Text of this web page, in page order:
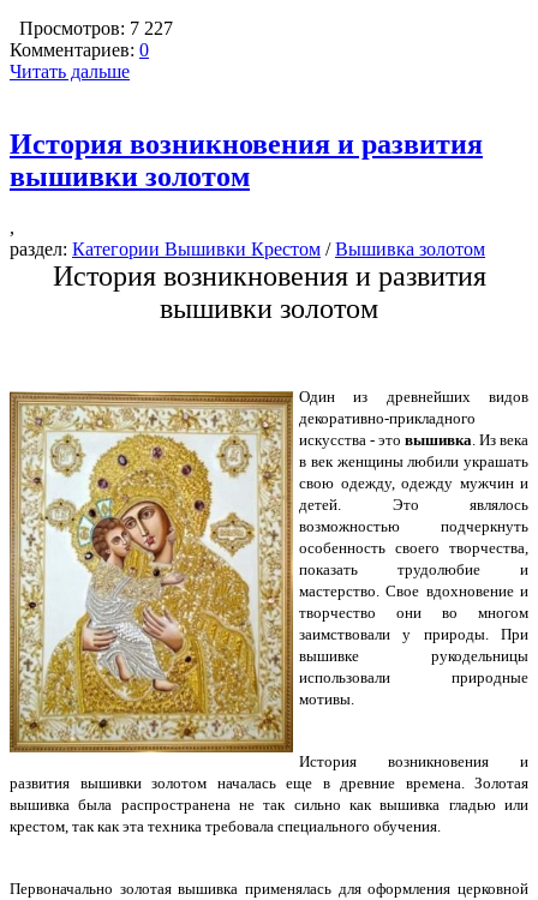
Просмотров: 7 227
Комментариев: 0
Читать дальше
История возникновения и развития
вышивки золотом
,
раздел: Категории Вышивки Крестом /Вышивка золотом
История возникновения и развития
вышивки золотом
Один из древнейших видов
декоративно-прикладного
искусства - это вышивка. Из века
в век женщины любили украшать
свою одежду, одежду мужчин и
детей. Это являлось
возможностью подчеркнуть
особенность своего творчества,
показать трудолюбие и
мастерство. Свое вдохновение и
творчество они во многом
заимствовали у природы. При
вышивке рукодельницы
использовали природные
мотивы.
История возникновения и
развития вышивки золотом началась еще в древние времена. Золотая
вышивка была распространена не так сильно как вышивка гладью или
крестом, так как эта техника требовала специального обучения.
Первоначально золотая вышивка применялась для оформления церковной